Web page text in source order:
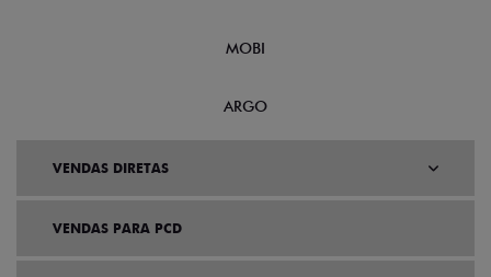
MOBI
ARGO
VENDAS DIRETAS
VENDAS PARA PCD